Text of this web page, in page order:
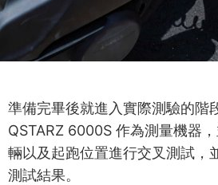
準備完畢後就進入實際測驗的階
QSTARZ 6000S 作為測量機器
輛以及起跑位置進行交叉測試，
測試結果。